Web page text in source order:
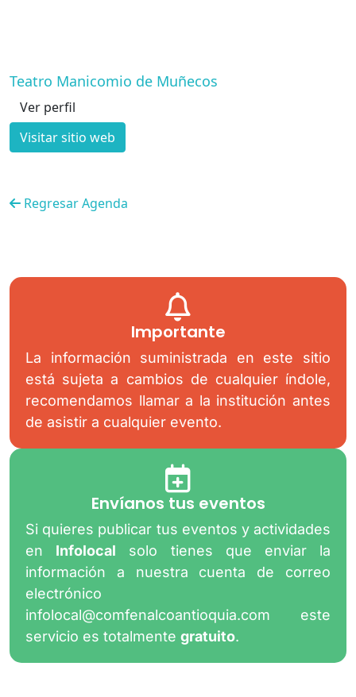
Teatro Manicomio de Muñecos
Ver perfil
Visitar sitio web
Regresar Agenda
Importante
La información suministrada en este sitio
está sujeta a cambios de cualquier índole,
recomendamos llamar a la institución antes
de asistir a cualquier evento.
Envíanos tus eventos
Si quieres publicar tus eventos y actividades
en Infolocal solo tienes que enviar la
información a nuestra cuenta de correo
electrónico
infolocal@comfenalcoantioquia.com este
servicio es totalmente gratuito.